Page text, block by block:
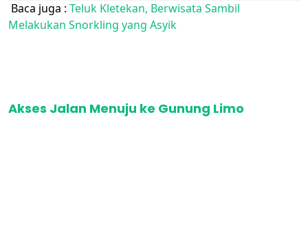
Baca juga : Teluk Kletekan, Berwisata Sambil
Melakukan Snorkling yang Asyik
Akses Jalan Menuju ke Gunung Limo